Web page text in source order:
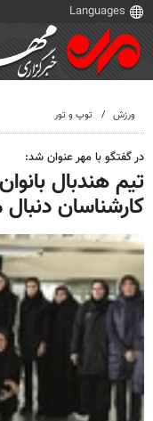
ورزش توپ و تور
در گفتگو با مهر عنوان شد:
تیم هندبال
کارشناسان